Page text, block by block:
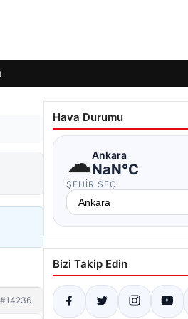
#14236
Hava Durumu
☁Ankara
NaN°C
ŞEHIR SEÇ
Bizi Takip Edin